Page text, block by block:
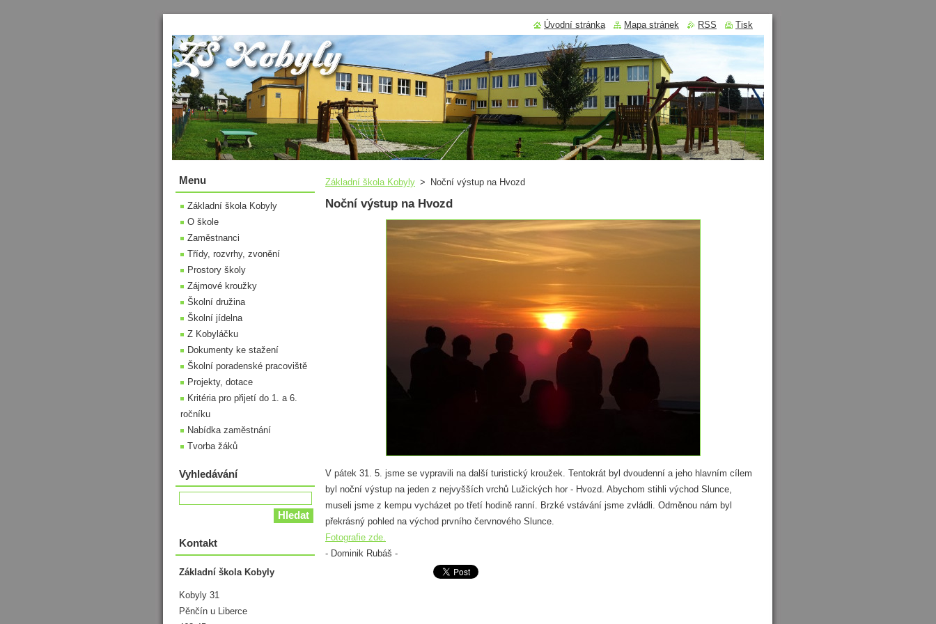
Základní škola Kobyly > Noční výstup na Hvozd
Noční výstup na Hvozd
V pátek 31. 5. jsme se vypravili na další turistický kroužek. Tentokrát byl dvoudenní a jeho hlavním cílem
byl noční výstup na jeden z nejvyšších vrchů Lužických hor - Hvozd. Abychom stihli východ Slunce,
museli jsme z kempu vycházet po třetí hodině ranní. Brzké vstávání jsme zvládli. Odměnou nám byl
překrásný pohled na východ prvního červnového Slunce.
Fotografie zde.
- Dominik Rubáš -
Menu
Základní škola Kobyly
O škole
Zaměstnanci
Třídy, rozvrhy, zvonění
Prostory školy
Zájmové kroužky
Školní družina
Školní jídelna
Z Kobyláčku
Dokumenty ke stažení
Školní poradenské pracoviště
Projekty, dotace
Kritéria pro přijetí do 1. a 6.
ročníku
Nabídka zaměstnání
Tvorba žáků
Vyhledávání
Kontakt
Základní škola Kobyly
Kobyly 31
Pěnčín u Liberce
Úvodní stránka Mapa stránek RSS Tisk